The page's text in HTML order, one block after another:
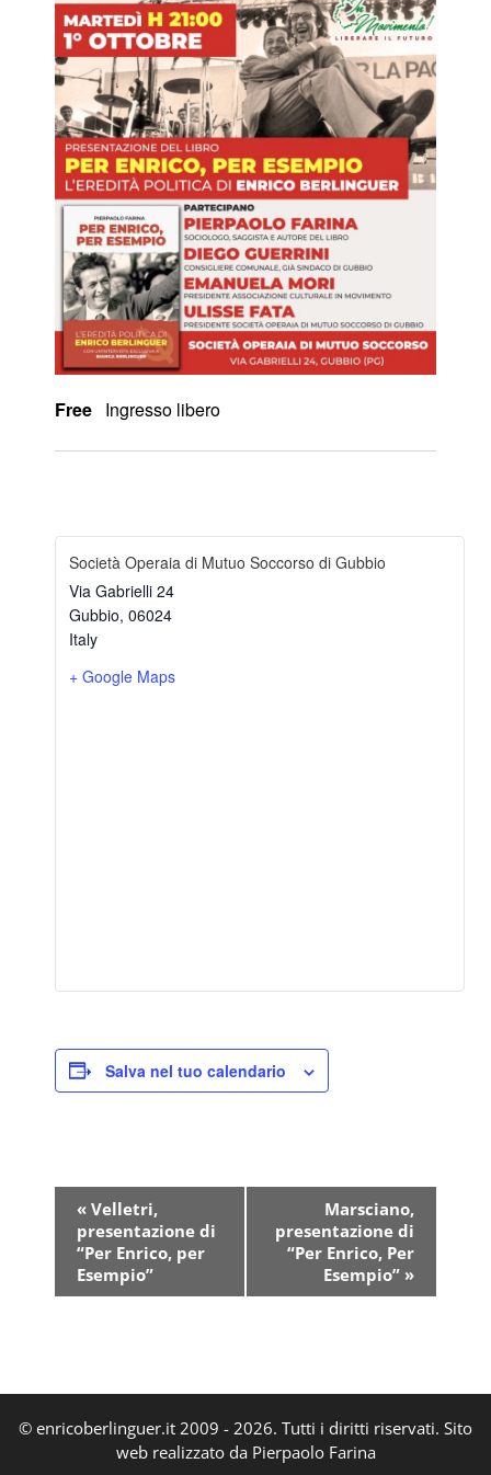
Free Ingresso libero
Società Operaia di Mutuo Soccorso di Gubbio
Via Gabrielli 24
Gubbio, 06024
Italy
+ Google Maps
Salva nel tuo calendario
t
i
« Velletri,
presentazione di
“Per Enrico, per
Esempio”
Marsciano,
presentazione di
“Per Enrico, Per
Esempio” »
© enricoberlinguer.it 2009 - 2026. Tutti i diritti riservati. Sito
web realizzato da Pierpaolo Farina